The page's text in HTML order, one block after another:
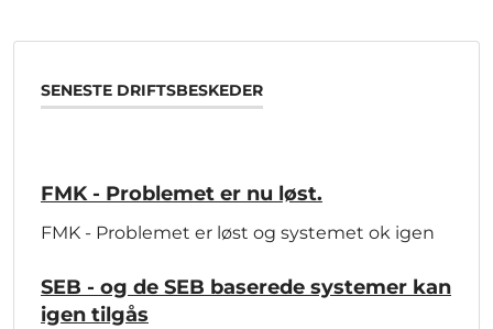
SENESTE DRIFTSBESKEDER
FMK - Problemet er nu løst.
FMK - Problemet er løst og systemet ok igen
SEB - og de SEB baserede systemer kan
igen tilgås